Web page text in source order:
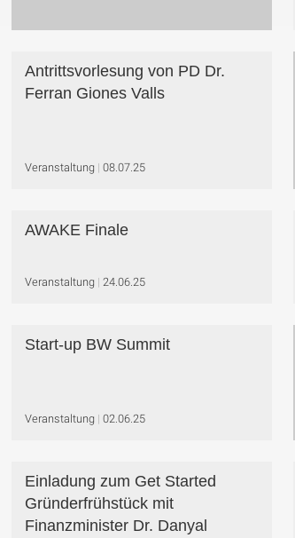
Antrittsvorlesung von PD Dr.
Ferran Giones Valls
Veranstaltung 08.07.25
AWAKE Finale
Veranstaltung 24.06.25
Start-up BW Summit
Veranstaltung 02.06.25
Einladung zum Get Started
Gründerfrühstück mit
Finanzminister Dr. Danyal